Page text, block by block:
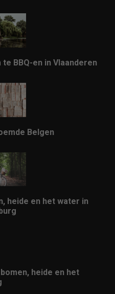
BBQ-en in Vlaanderen
Belgen
heide en het water in
heide en het